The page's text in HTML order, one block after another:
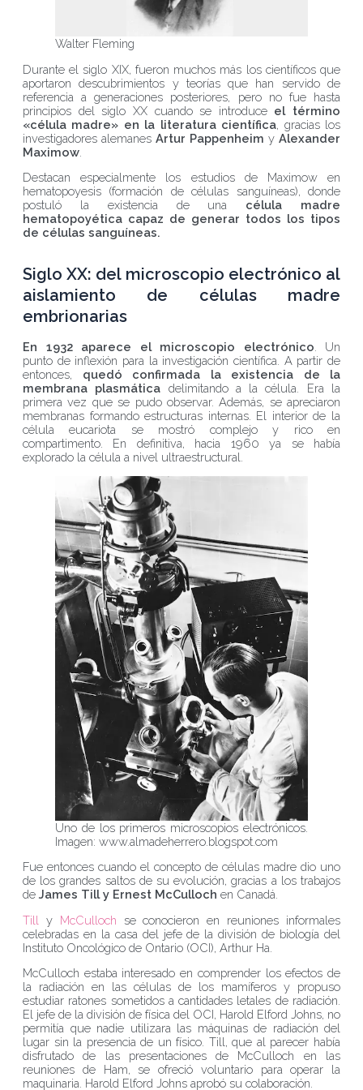
Walter Fleming
Durante el siglo XIX, fueron muchos más los científicos que
aportaron descubrimientos y teorías que han servido de
referencia a generaciones posteriores, pero no fue hasta
principios del siglo XX cuando se introduce el término
«célula madre» en la literatura científica , gracias los
investigadores alemanes Artur Pappenheim y Alexander
Maximow
Destacan especialmente los estudios de Maximow en
hematopoyesis (formación de células sanguíneas), donde
postuló la existencia de una célula madre
hematopoyética capaz de generar todos los tipos
de células sanguíneas.
Siglo XX: del microscopio electrónico al
aislamiento de células madre
embrionarias
En 1932 aparece el microscopio electrónico . Un
punto de inflexión para la investigación científica. A partir de
entonces, quedó confirmada la existencia de la
membrana plasmática delimitando a la célula. Era la
primera vez que se pudo observar. Además, se apreciaron
membranas formando estructuras internas. El interior de la
célula eucariota se mostró complejo y rico en
compartimento. En definitiva, hacia 1960 ya se había
explorado la célula a nivel ultraestructural.
Uno de los primeros microscopios electrónicos.
Imagen: www.almadeherrero.blogspot.com
Fue entonces cuando el concepto de células madre dio uno
de los grandes saltos de su evolución, gracias a los trabajos
de James Till y Ernest McCulloch en Canadá.
Till
y McCulloch se conocieron en reuniones informales
celebradas en la casa del jefe de la división de biología del
Instituto Oncológico de Ontario (OCI), Arthur Ha.
McCulloch estaba interesado en comprender los efectos de
la radiación en las células de los mamíferos y propuso
estudiar ratones sometidos a cantidades letales de radiación.
El jefe de la división de física del OCI, Harold Elford Johns, no
permitía que nadie utilizara las máquinas de radiación del
lugar sin la presencia de un físico. Till, que al parecer había
disfrutado de las presentaciones de McCulloch en las
reuniones de Ham, se ofreció voluntario para operar la
maquinaria. Harold Elford Johns aprobó su colaboración.